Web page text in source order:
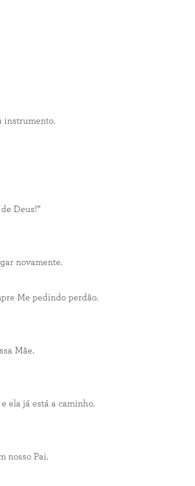
instrumento.
Deus!”
novamente.
Me pedindo perdão.
Mãe.
ela já está a caminho.
nosso Pai.